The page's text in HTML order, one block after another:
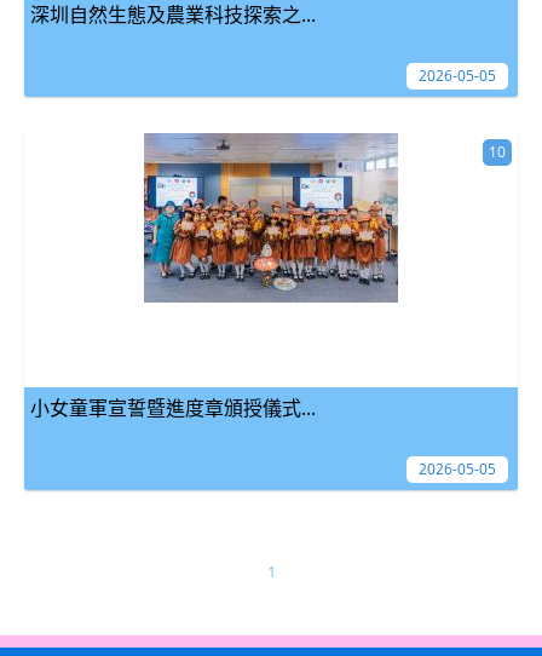
深圳自然生態及農業科技探索之...
2026-05-05
小女童軍宣誓暨進度章頒授儀式...
10
2026-05-05
1